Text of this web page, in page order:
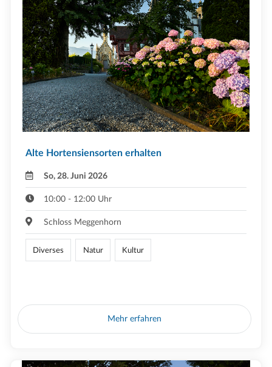
Alte Hortensiensorten erhalten
So, 28. Juni 2026
10:00 - 12:00 Uhr
Schloss Meggenhorn
Diverses Natur Kultur
Mehr erfahren